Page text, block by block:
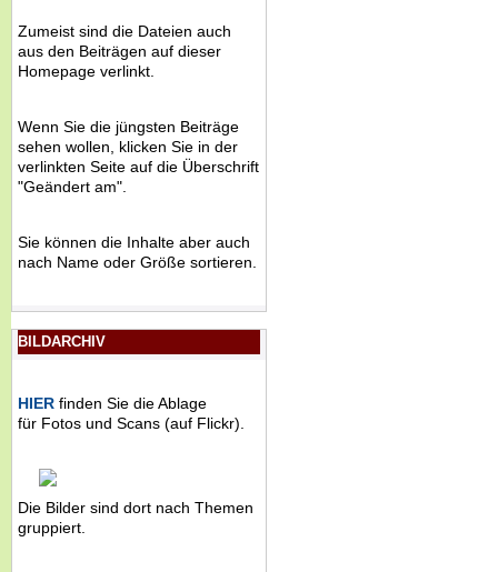
Zumeist sind die Dateien auch
aus den Beiträgen auf dieser
Homepage verlinkt.
Wenn Sie die jüngsten Beiträge
sehen wollen, klicken Sie in der
verlinkten Seite auf die Überschrift
"Geändert am".
Sie können die Inhalte aber auch
nach Name oder Größe sortieren.
BILDARCHIV
HIER finden Sie die Ablage
für Fotos und Scans (auf Flickr).
Die Bilder sind dort nach Themen
gruppiert.